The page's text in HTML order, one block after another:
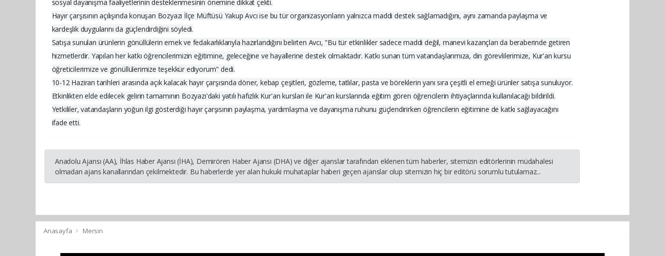
sosyal dayanışma faaliyetlerinin desteklenmesinin önemine dikkat çekti.
Hayır çarşısının açılışında konuşan Bozyazı İlçe Müftüsü Yakup Avcı ise bu tür organizasyonların yalnızca maddi destek sağlamadığını, aynı zamanda paylaşma ve
kardeşlik duygularını da güçlendirdiğini söyledi.
Satışa sunulan ürünlerin gönüllülerin emek ve fedakarlıklarıyla hazırlandığını belirten Avcı, "Bu tür etkinlikler sadece maddi değil, manevi kazançları da beraberinde getiren
hizmetlerdir. Yapılan her katkı öğrencilerimizin eğitimine, geleceğine ve hayallerine destek olmaktadır. Katkı sunan tüm vatandaşlarımıza, din görevlilerimize, Kur'an kursu
öğreticilerimize ve gönüllülerimize teşekkür ediyorum" dedi.
10-12 Haziran tarihleri arasında açık kalacak hayır çarşısında döner, kebap çeşitleri, gözleme, tatlılar, pasta ve böreklerin yanı sıra çeşitli el emeği ürünler satışa sunuluyor.
Etkinlikten elde edilecek gelirin tamamının Bozyazı'daki yatılı hafızlık Kur'an kursları ile Kur'an kurslarında eğitim gören öğrencilerin ihtiyaçlarında kullanılacağı bildirildi.
Yetkililer, vatandaşların yoğun ilgi gösterdiği hayır çarşısının paylaşma, yardımlaşma ve dayanışma ruhunu güçlendirirken öğrencilerin eğitimine de katkı sağlayacağını
ifade etti.
Anadolu Ajansı (AA), İhlas Haber Ajansı (İHA), Demirören Haber Ajansı (DHA) ve diğer ajanslar tarafından eklenen tüm haberler, sitemizin editörlerinin müdahalesi
olmadan ajans kanallarından çekilmektedir. Bu haberlerde yer alan hukuki muhataplar haberi geçen ajanslar olup sitemizin hiç bir editörü sorumlu tutulamaz...
Anasayfa Mersin